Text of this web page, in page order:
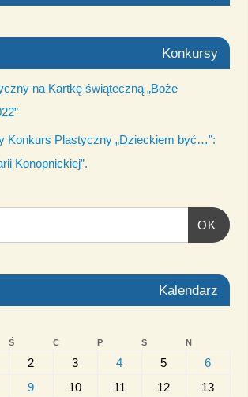
Konkursy
na Kartkę świąteczną „Boże
Konkurs Plastyczny „Dzieckiem być…”:
Konopnickiej”.
OK
Kalendarz
Ś C P S N
2 3 4 5
6
9 10 11 12
13